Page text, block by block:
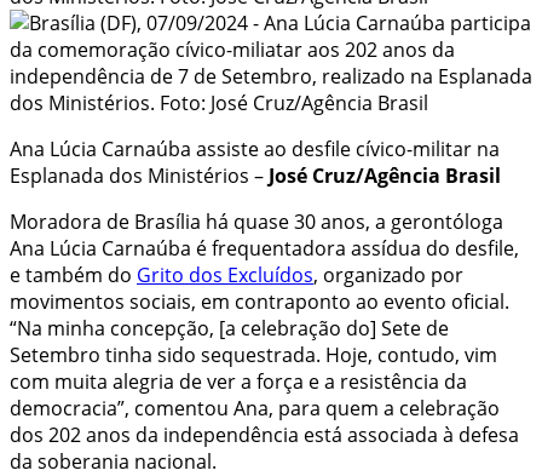
Ana Lúcia Carnaúba assiste ao desfile cívico-militar na
Esplanada dos Ministérios – José Cruz/Agência Brasil
Moradora de Brasília há quase 30 anos, a gerontóloga
Ana Lúcia Carnaúba é frequentadora assídua do desfile,
e também do Grito dos Excluídos, organizado por
movimentos sociais, em contraponto ao evento oficial.
“Na minha concepção, [a celebração do] Sete de
Setembro tinha sido sequestrada. Hoje, contudo, vim
com muita alegria de ver a força e a resistência da
democracia”, comentou Ana, para quem a celebração
dos 202 anos da independência está associada à defesa
da soberania nacional.